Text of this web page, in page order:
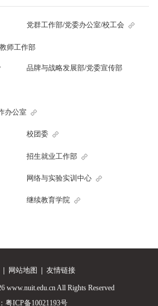
党群工作部/党委办公室/校工会
师工作部
品牌与战略发展部/党委宣传部
办公室
校团委
招生就业工作部
网络与实验实训中心
继续教育学院
| 网站地图 | 友情链接
www.nuit.edu.cn All Rights Reserved
粤ICP备10021193号